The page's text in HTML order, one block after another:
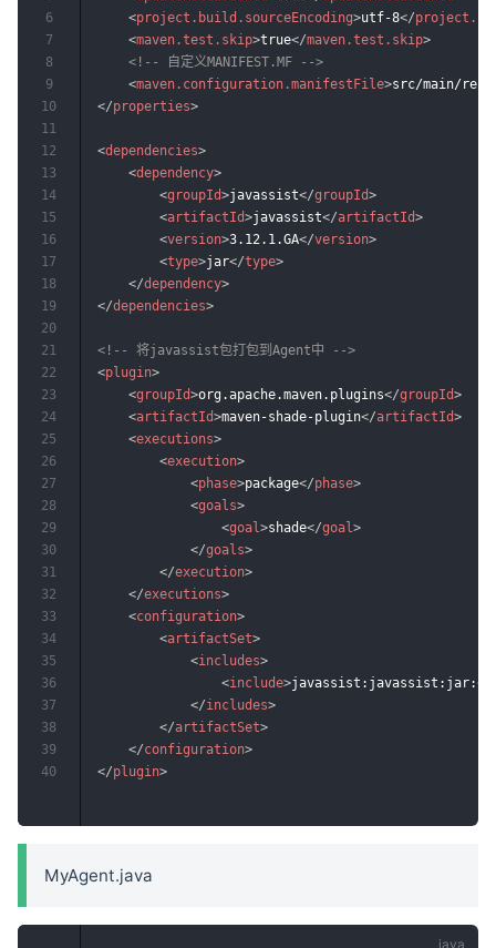
<project.build.sourceEncoding>utf-8</
<maven.test.skip>true</maven.test.skip>
<!-- 自定义MANIFEST.MF -->
<maven.configuration.manifestFile>src/main/
</properties>
<dependencies>
<dependency>
<groupId>javassist</groupId>
<artifactId>javassist</artifactId>
<version>3.12.1.GA</version>
<type>jar</type>
</dependency>
</dependencies>
<!-- 将javassist包打包到Agent中 -->
<plugin>
<groupId>org.apache.maven.plugins</groupId>
<artifactId>maven-shade-plugin</artifactId>
<executions>
<execution>
<phase>package</phase>
<goals>
<goal>shade</goal>
</goals>
</execution>
</executions>
<configuration>
<artifactSet>
<includes>
<include>javassist:javassist:jar:</
</includes>
</artifactSet>
</configuration>
</plugin>
6
7
8
9
10
11
12
13
14
15
16
17
18
19
20
21
22
23
24
25
26
27
28
29
30
31
32
33
34
35
36
37
38
39
40
MyAgent.java